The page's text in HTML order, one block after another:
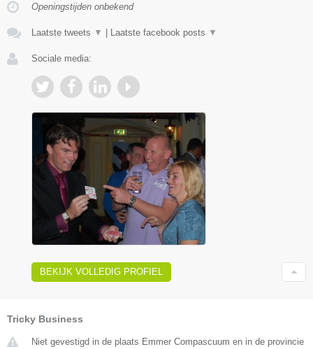
Openingstijden onbekend
Laatste tweets ▼ | Laatste facebook posts ▼
Sociale media:
BEKIJK VOLLEDIG PROFIEL
Tricky Business
Niet gevestigd in de plaats Emmer Compascuum en in de provincie